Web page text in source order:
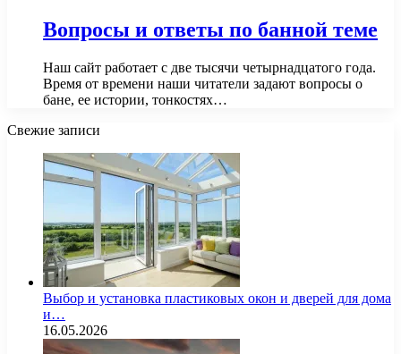
Вопросы и ответы по банной теме
Наш сайт работает с две тысячи четырнадцатого года.
Время от времени наши читатели задают вопросы о
бане, ее истории, тонкостях…
Свежие записи
Выбор и установка пластиковых окон и дверей для дома
и…
16.05.2026